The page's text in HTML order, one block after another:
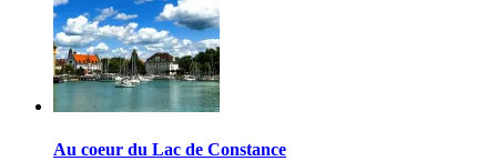
Au coeur du Lac de Constance